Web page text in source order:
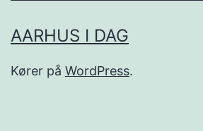
AARHUS I DAG
Kører på WordPress.